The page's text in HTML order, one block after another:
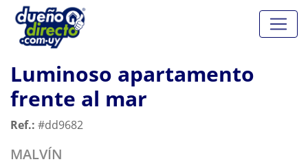
Luminoso apartamento
frente al mar
Ref.: #dd9682
MALVÍN